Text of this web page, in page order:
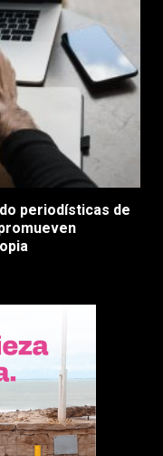
periodísticas de